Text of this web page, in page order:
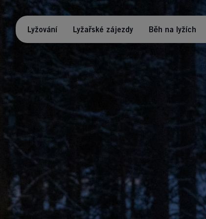
Lyžování Lyžařské zájezdy Běh na lyžích